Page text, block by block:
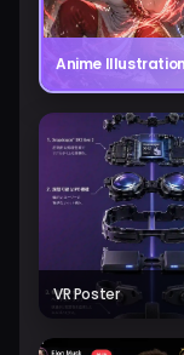
Anime Illustration
VR Poster